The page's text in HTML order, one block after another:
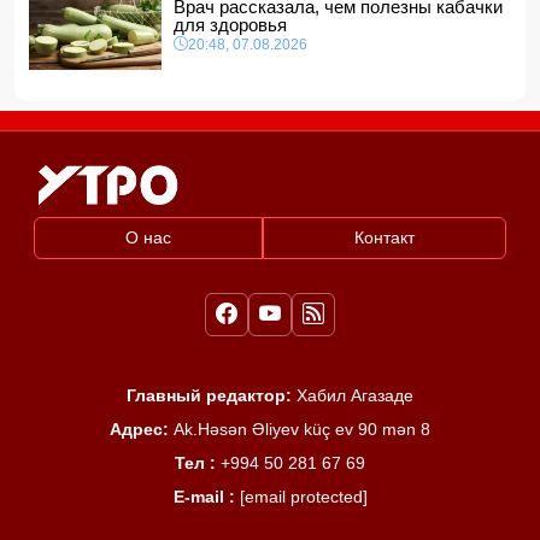
Врач рассказала, чем полезны кабачки
для здоровья
20:48, 07.08.2026
О нас Контакт
Главный редактор: Хабил Агазаде
Адрес: Ak.Həsən Əliyev küç ev 90 mən 8
Тел : +994 50 281 67 69
E-mail : [email protected]